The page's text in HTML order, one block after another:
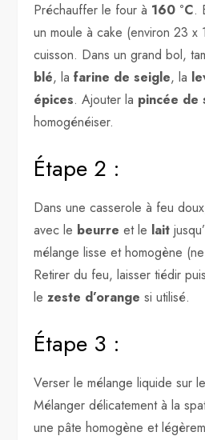
Préchauffer le four à 160 °C.
un moule à cake (environ 23 x
cuisson. Dans un grand bol,
blé, lafarine de seigle, la
épices. Ajouter la pincée de
homogénéiser.
Étape 2 :
Dans une casserole à feu
avec le beurre et le lait
mélange lisse et homogène
Retirer du feu, laisser tiédir
lezeste d’orange si utilisé.
Étape 3 :
Verser le mélange liquide sur
Mélanger délicatement à la
une pâte homogène et